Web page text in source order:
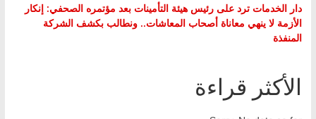
دار الخدمات ترد على رئيس هيئة التأمينات بعد مؤتمره الصحفي: إنكار
الأزمة لا ينهي معاناة أصحاب المعاشات.. ونطالب بكشف الشركة
المنفذة
الأكثر قراءة